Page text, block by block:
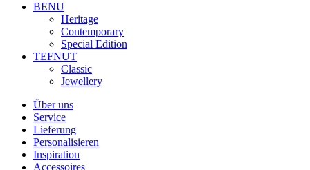
BENU
Heritage
Contemporary
Special Edition
TEFNUT
Classic
Jewellery
Über uns
Service
Lieferung
Personalisieren
Inspiration
Accessoires